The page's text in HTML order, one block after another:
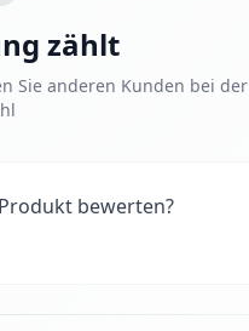
zählt
Sie anderen Kunden bei der
bewerten?